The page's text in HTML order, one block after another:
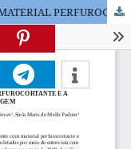
CARACTERIZAÇÃO DE ACIDENTE COM MATERIAL PERFUROCORTANTE E A PERCEPÇÃO DA EQUIPE DE ENFERMAGEM